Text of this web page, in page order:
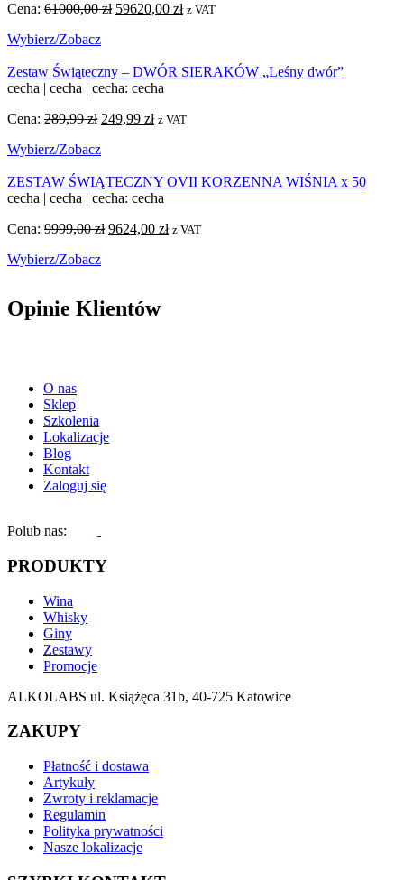
Cena: 61000,00zł Pierwotna
59620,00 złAktualna
z VAT
Wybierz/Zobacz
Zestaw Świąteczny – DWÓR SIERAKÓW „Leśny dwór”
cecha | cecha | cecha: cecha
Cena: 289,99zł Pierwotna
249,99 złAktualna
z VAT
Wybierz/Zobacz
ZESTAW ŚWIĄTECZNY OVII KORZENNA WIŚNIA x 50
cecha | cecha | cecha: cecha
Cena: 9999,00zł Pierwotna
9624,00 złAktualna
z VAT
Wybierz/Zobacz
Opinie Klientów
O nas
Sklep
Szkolenia
Lokalizacje
Blog
Kontakt
Zaloguj się
Polub nas:
PRODUKTY
Wina
Whisky
Giny
Zestawy
Promocje
ALKOLABS ul. Książęca 31b, 40-725 Katowice
ZAKUPY
Płatność i dostawa
Artykuły
Zwroty i reklamacje
Regulamin
Polityka prywatności
Nasze lokalizacje